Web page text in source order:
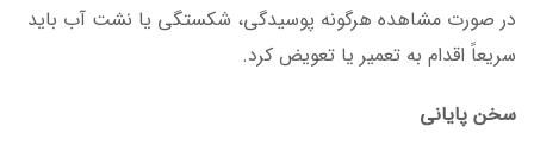
در صورت مشاهده هرگونه پوسیدگی، شکستگی یا نشت آب باید
سریعاً اقدام به تعمیر یا تعویض کرد.
سخن پایانی